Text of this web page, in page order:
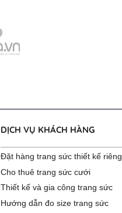
DỊCH VỤ KHÁCH HÀNG
Đặt hàng trang sức thiết kế riêng
Cho thuê trang sức cưới
Thiết kế và gia công trang sức
Hướng dẫn đo size trang sức